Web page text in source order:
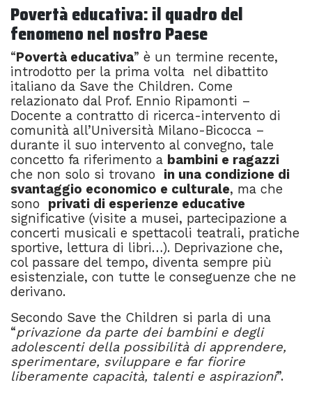
Povertà educativa: il quadro del
fenomeno nel nostro Paese
“Povertà educativa” è un termine recente,
introdotto per la prima volta nel dibattito
italiano da Save the Children. Come
relazionato dal Prof. Ennio Ripamonti –
Docente a contratto di ricerca-intervento di
comunità all’Università Milano-Bicocca –
durante il suo intervento al convegno, tale
concetto fa riferimento a bambini e ragazzi
che non solo si trovano in una condizione di
svantaggio economico e culturale, ma che
sono privati di esperienze educative
significative (visite a musei, partecipazione a
concerti musicali e spettacoli teatrali, pratiche
sportive, lettura di libri…). Deprivazione che,
col passare del tempo, diventa sempre più
esistenziale, con tutte le conseguenze che ne
derivano.
Secondo Save the Children si parla di una
“privazione da parte dei bambini e degli
adolescenti della possibilità di apprendere,
sperimentare, sviluppare e far fiorire
liberamente capacità, talenti e aspirazioni”.